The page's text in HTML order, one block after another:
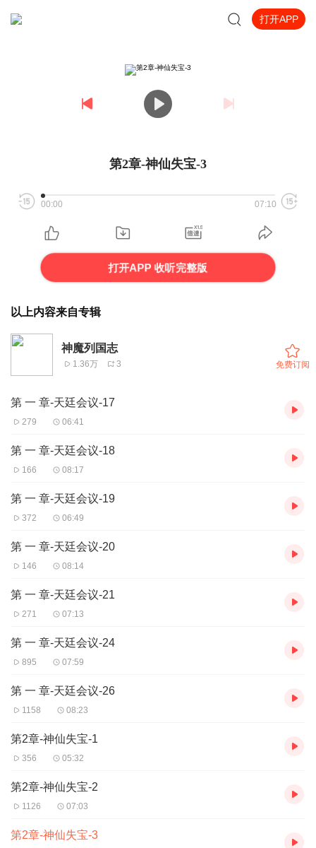
打开APP
第2章-神仙失宝-3
00:00 07:10
打开APP 收听完整版
以上内容来自专辑
神魔列国志
1.36万 3 免费订阅
第 一 章-天廷会议-17
279 06:41
第 一 章-天廷会议-18
166 08:17
第 一 章-天廷会议-19
372 06:49
第 一 章-天廷会议-20
146 08:14
第 一 章-天廷会议-21
271 07:13
第 一 章-天廷会议-24
895 07:59
第 一 章-天廷会议-26
1158 08:23
第2章-神仙失宝-1
356 05:32
第2章-神仙失宝-2
1126 07:03
第2章-神仙失宝-3